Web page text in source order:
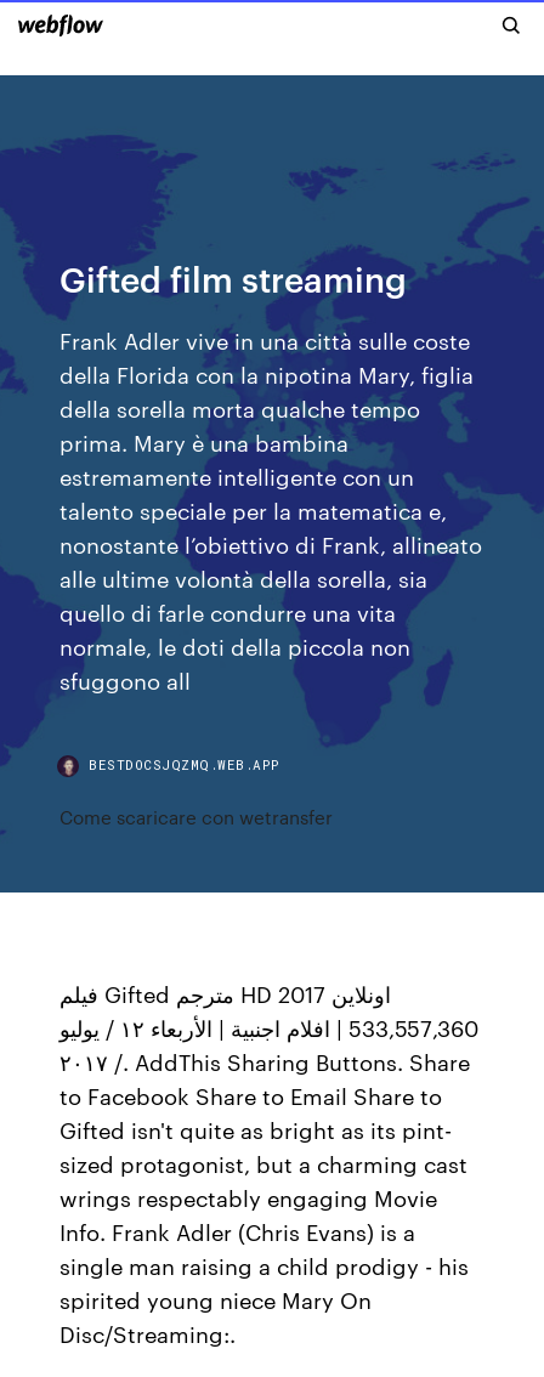
Gifted film streaming
Frank Adler vive in una città sulle coste
della Florida con la nipotina Mary, figlia
della sorella morta qualche tempo
prima. Mary è una bambina
estremamente intelligente con un
talento speciale per la matematica e,
nonostante l’obiettivo di Frank, allineato
alle ultime volontà della sorella, sia
quello di farle condurre una vita
normale, le doti della piccola non
sfuggono all
BESTDOCSJQZMQ.WEB.APP
Come scaricare con wetransfer
فيلم Gifted مترجم HD اونلاين 2017
533,557,360 | افلام اجنبية | الأربعاء ١٢ / يوليو
/ ٢٠١٧. AddThis Sharing Buttons. Share
to Facebook Share to Email Share to
Gifted isn't quite as bright as its pint-
sized protagonist, but a charming cast
wrings respectably engaging Movie
Info. Frank Adler (Chris Evans) is a
single man raising a child prodigy - his
spirited young niece Mary On
Disc/Streaming:.